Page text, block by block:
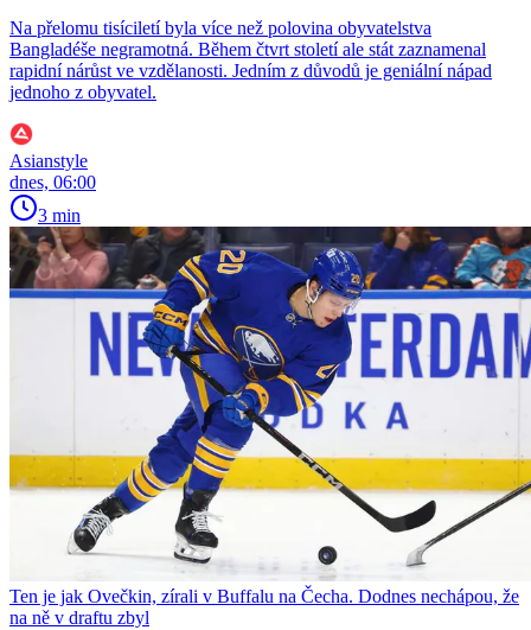
Na přelomu tisíciletí byla více než polovina obyvatelstva
Bangladéše negramotná. Během čtvrt století ale stát zaznamenal
rapidní nárůst ve vzdělanosti. Jedním z důvodů je geniální nápad
jednoho z obyvatel.
Asianstyle
dnes, 06:00
3 min
Ten je jak Ovečkin, zírali v Buffalu na Čecha. Dodnes nechápou, že
na ně v draftu zbyl